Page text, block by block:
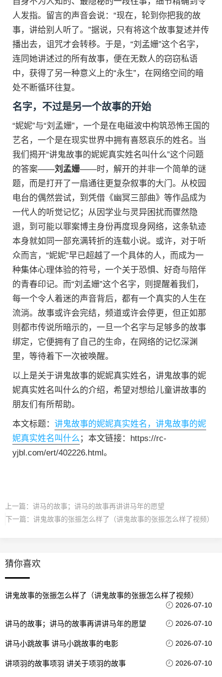
人发指。留言的声音会说：“现在，轮到你把我的故
事，讲给别人听了。”据说，只有将这个故事复述并传
播出去，诅咒才会转移。于是，“刘孟姗”这个名字，
连同她讲述过的所有故事，便在无数人的窃窃私语
中，获得了另一种意义上的“永生”，在网络空间的暗
处不断循环往复。
名字，不过是另一个故事的开始
“妮妮”与“刘孟姗”，一个是在电磁波中构筑恐怖王国的
艺名，一个是在现实世界中拥有喜怒哀乐的姓名。当
我们揭开“讲鬼故事的妮妮真实姓名叫什么”这个问题
的答案——刘孟姗——时，解开的并非一个简单的谜
题，而是打开了一扇通往更复杂叙事的大门。从校园
电台的偶然尝试，到凭借《幽冥三部曲》等作品成为
一代人的听觉记忆；从因学业与灵异困扰而骤然隐
退，到可能以罪案博主身份再度现身网络，这条轨迹
本身就如同一部充满转折的连载小说。或许，对于听
众而言，“妮妮”早已超越了一个具体的人，而成为一
种集体心理体验的符号，一个关于恐惧、好奇与陪伴
的青春印记。而“刘孟姗”这个名字，则提醒着我们，
每一个令人着迷的声音背后，都有一个真实的人生在
流淌。故事或许会完结，频道或许会停更，但正如那
则都市传说所暗示的，一旦一个名字与足够多的故事
绑定，它便拥有了自己的生命，在网络的记忆深渊
里，等待着下一次被唤醒。
以上是关于讲鬼故事的妮妮真实姓名，讲鬼故事的妮
妮真实姓名叫什么的介绍，希望对想给儿童讲故事的
朋友们有所帮助。
本文标题： 讲鬼故事的妮妮真实姓名，讲鬼故事的妮
妮真实姓名叫什么 ；本文链接：https://rc-
yjbl.com/ert/402226.html。
上一篇： 讲马的故事；讲马的故事再讲讲马年的愿望
下一篇： 讲鬼故事的张振怎么样了（讲鬼故事的张振怎么样了视频）
猜你喜欢
讲鬼故事的张振怎么样了（讲鬼故事的张振怎么样了视频）
2026-07-10
讲马的故事；讲马的故事再讲讲马年的愿望 2026-07-10
讲马小跳故事 讲马小跳故事的电影 2026-07-10
讲项羽的故事项羽 讲关于项羽的故事 2026-07-10